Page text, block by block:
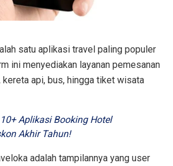
satu aplikasi travel paling populer
ini menyediakan layanan pemesanan
api, bus, hingga tiket wisata
10+ Aplikasi Booking Hotel
Akhir Tahun!
adalah tampilannya yang user